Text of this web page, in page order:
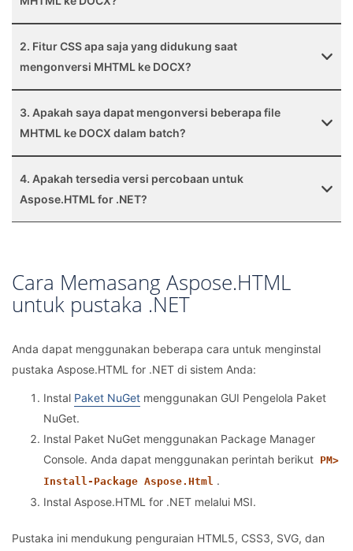
2. Fitur CSS apa saja yang didukung saat
mengonversi MHTML ke DOCX?
3. Apakah saya dapat mengonversi beberapa file
MHTML ke DOCX dalam batch?
4. Apakah tersedia versi percobaan untuk
Aspose.HTML for .NET?
Cara Memasang Aspose.HTML
untuk pustaka .NET
Anda dapat menggunakan beberapa cara untuk menginstal
pustaka Aspose.HTML for .NET di sistem Anda:
Instal Paket NuGet menggunakan GUI Pengelola Paket
NuGet.
Instal Paket NuGet menggunakan Package Manager
Console. Anda dapat menggunakan perintah berikut PM>
Install-Package Aspose.Html .
Instal Aspose.HTML for .NET melalui MSI.
Pustaka ini mendukung penguraian HTML5, CSS3, SVG, dan